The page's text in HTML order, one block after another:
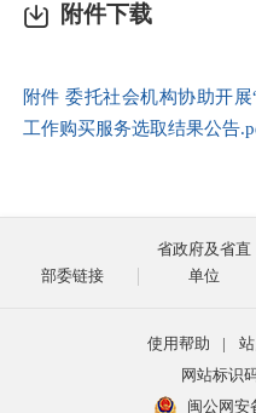
附件下载
附件 委托社会机构协助开
工作购买服务选取结果公告
部委链接
省政府及省直
单位
使用帮助 |
网站标识
闽公网安